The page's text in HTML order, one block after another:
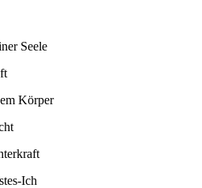
Seele
Körper
Ich